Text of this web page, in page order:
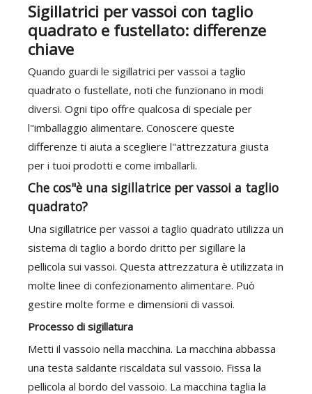
Sigillatrici per vassoi con taglio
quadrato e fustellato: differenze
chiave
Quando guardi le sigillatrici per vassoi a taglio
quadrato o fustellate, noti che funzionano in modi
diversi. Ogni tipo offre qualcosa di speciale per
l"imballaggio alimentare. Conoscere queste
differenze ti aiuta a scegliere l"attrezzatura giusta
per i tuoi prodotti e come imballarli.
Che cos"è una sigillatrice per vassoi a taglio
quadrato?
Una sigillatrice per vassoi a taglio quadrato utilizza un
sistema di taglio a bordo dritto per sigillare la
pellicola sui vassoi. Questa attrezzatura è utilizzata in
molte linee di confezionamento alimentare. Può
gestire molte forme e dimensioni di vassoi.
Processo di sigillatura
Metti il ​​vassoio nella macchina. La macchina abbassa
una testa saldante riscaldata sul vassoio. Fissa la
pellicola al bordo del vassoio. La macchina taglia la